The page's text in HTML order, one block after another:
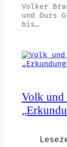
Volker
und Durs
bis…
Volk und